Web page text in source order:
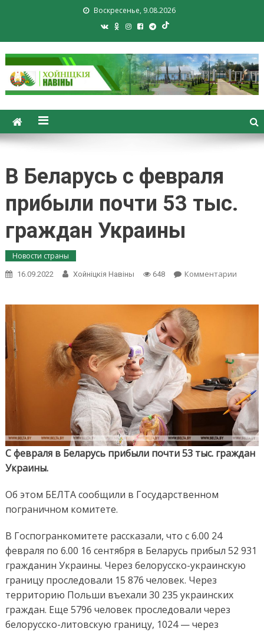
Воскресенье, 9.08.2026
Хойники. Хойнiцкiя навiны.
Новости Хойник. Районная
В Беларусь с февраля
прибыли почти 53 тыс.
граждан Украины
Новости страны
16.09.2022 Хойнiцкiя Навiны 648 Комментарииon
53
тыс.
С февраля в Беларусь прибыли почти 53 тыс. граждан
Украины.
Об этом БЕЛТА сообщили в Государственном
пограничном комитете.
В Госпогранкомитете рассказали, что с 6.00 24
февраля по 6.00 16 сентября в Беларусь прибыл 52 931
гражданин Украины. Через белорусско-украинскую
границу проследовали 15 876 человек. Через
территорию Польши въехали 30 235 украинских
граждан. Еще 5796 человек проследовали через
белорусско-литовскую границу, 1024 — через